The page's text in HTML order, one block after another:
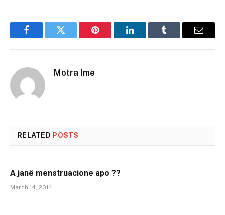
FacebookTwitter Pinterest LinkedInTumblr Email
Motra Ime
RELATED POSTS
A janë menstruacione apo ??
March 14, 2014